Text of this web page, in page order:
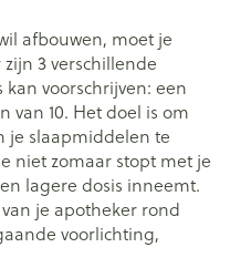
afbouwen, moet je
3 verschillende
voorschrijven: een
van 10. Het doel is om
je slaapmiddelen te
niet zomaar stopt met je
lagere dosis inneemt.
je apotheker rond
voorlichting,